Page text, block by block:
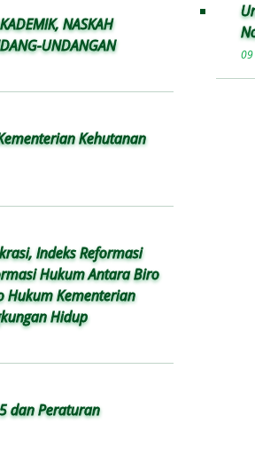
NASKAH
UNDANGAN
Kehutanan
Indeks Reformasi
Hukum Antara Biro
Hukum Kementerian
Hidup
dan Peraturan